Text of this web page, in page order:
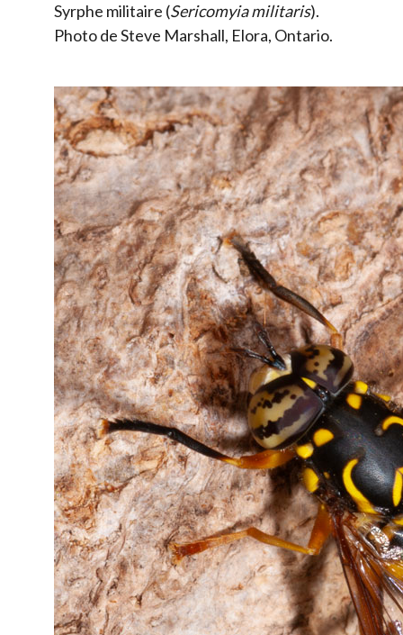
Syrphe militaire (Sericomyia militaris).
Photo de Steve Marshall, Elora, Ontario.